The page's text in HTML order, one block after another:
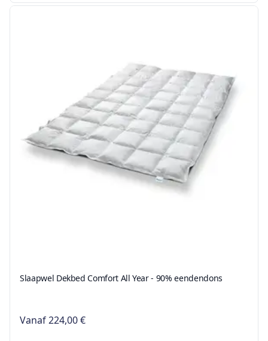
Slaapwel Dekbed Comfort All Year - 90% eendendons
Vanaf224,00 €